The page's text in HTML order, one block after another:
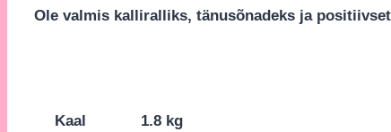
Ole valmis kalliralliks, tänusõnadeks ja
Kaal
1.8 kg